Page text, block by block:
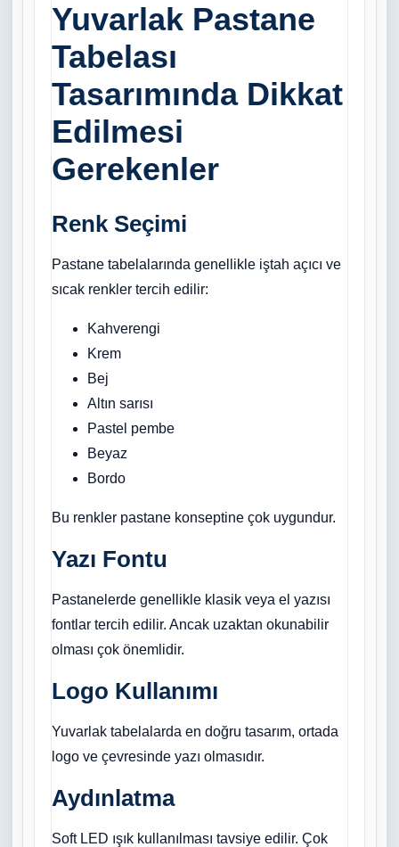
Yuvarlak Pastane
Tabelası
Tasarımında Dikkat
Edilmesi
Gerekenler
Renk Seçimi
Pastane tabelalarında genellikle iştah açıcı ve
sıcak renkler tercih edilir:
Kahverengi
Krem
Bej
Altın sarısı
Pastel pembe
Beyaz
Bordo
Bu renkler pastane konseptine çok uygundur.
Yazı Fontu
Pastanelerde genellikle klasik veya el yazısı
fontlar tercih edilir. Ancak uzaktan okunabilir
olması çok önemlidir.
Logo Kullanımı
Yuvarlak tabelalarda en doğru tasarım, ortada
logo ve çevresinde yazı olmasıdır.
Aydınlatma
Soft LED ışık kullanılması tavsiye edilir. Çok